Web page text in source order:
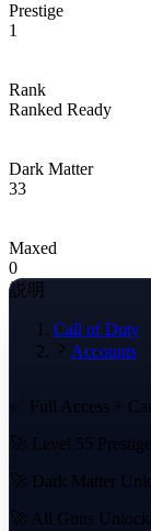
Prestige
1
Rank
Ranked Ready
Dark Matter
33
Maxed
0
説明
Call of Duty
Accounts
✅ Full Access +
🚀 Level 55
🚀 Dark Matter
🚀 All Guns